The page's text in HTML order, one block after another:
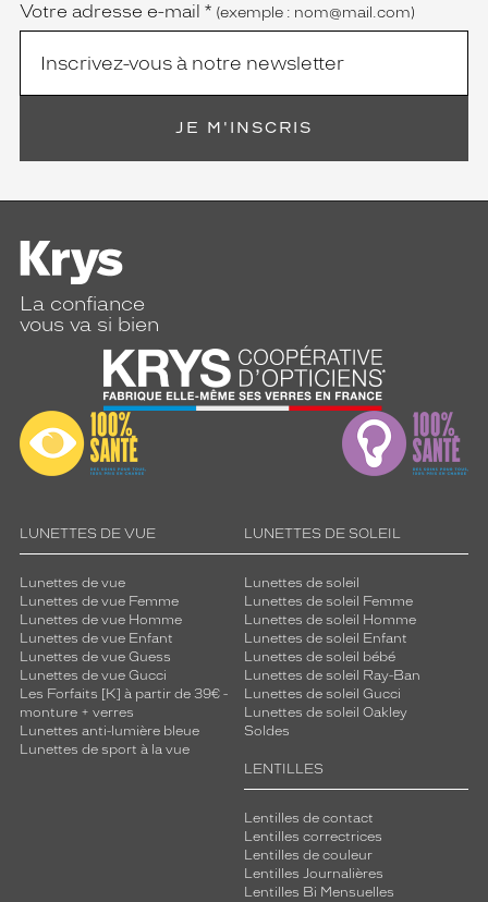
Votre adresse e-mail * (exemple : nom@mail.com)
JE M'INSCRIS
La confiance
vous va si bien
LUNETTES DE VUE
Lunettes de vue
Lunettes de vue Femme
Lunettes de vue Homme
Lunettes de vue Enfant
Lunettes de vue Guess
Lunettes de vue Gucci
Les Forfaits [K] à partir de 39€ -
monture + verres
Lunettes anti-lumière bleue
Lunettes de sport à la vue
LUNETTES DE SOLEIL
Lunettes de soleil
Lunettes de soleil Femme
Lunettes de soleil Homme
Lunettes de soleil Enfant
Lunettes de soleil bébé
Lunettes de soleil Ray-Ban
Lunettes de soleil Gucci
Lunettes de soleil Oakley
Soldes
LENTILLES
Lentilles de contact
Lentilles correctrices
Lentilles de couleur
Lentilles Journalières
Lentilles Bi Mensuelles